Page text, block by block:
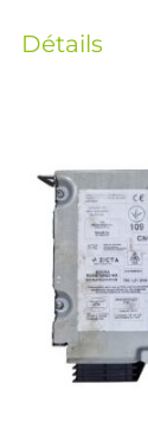
Détails